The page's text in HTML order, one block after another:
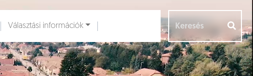
Választási információk